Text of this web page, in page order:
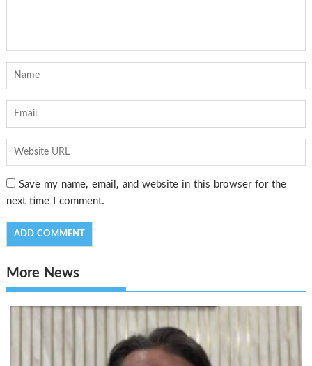
Save my name, email, and website in this browser for the
next time I comment.
More News